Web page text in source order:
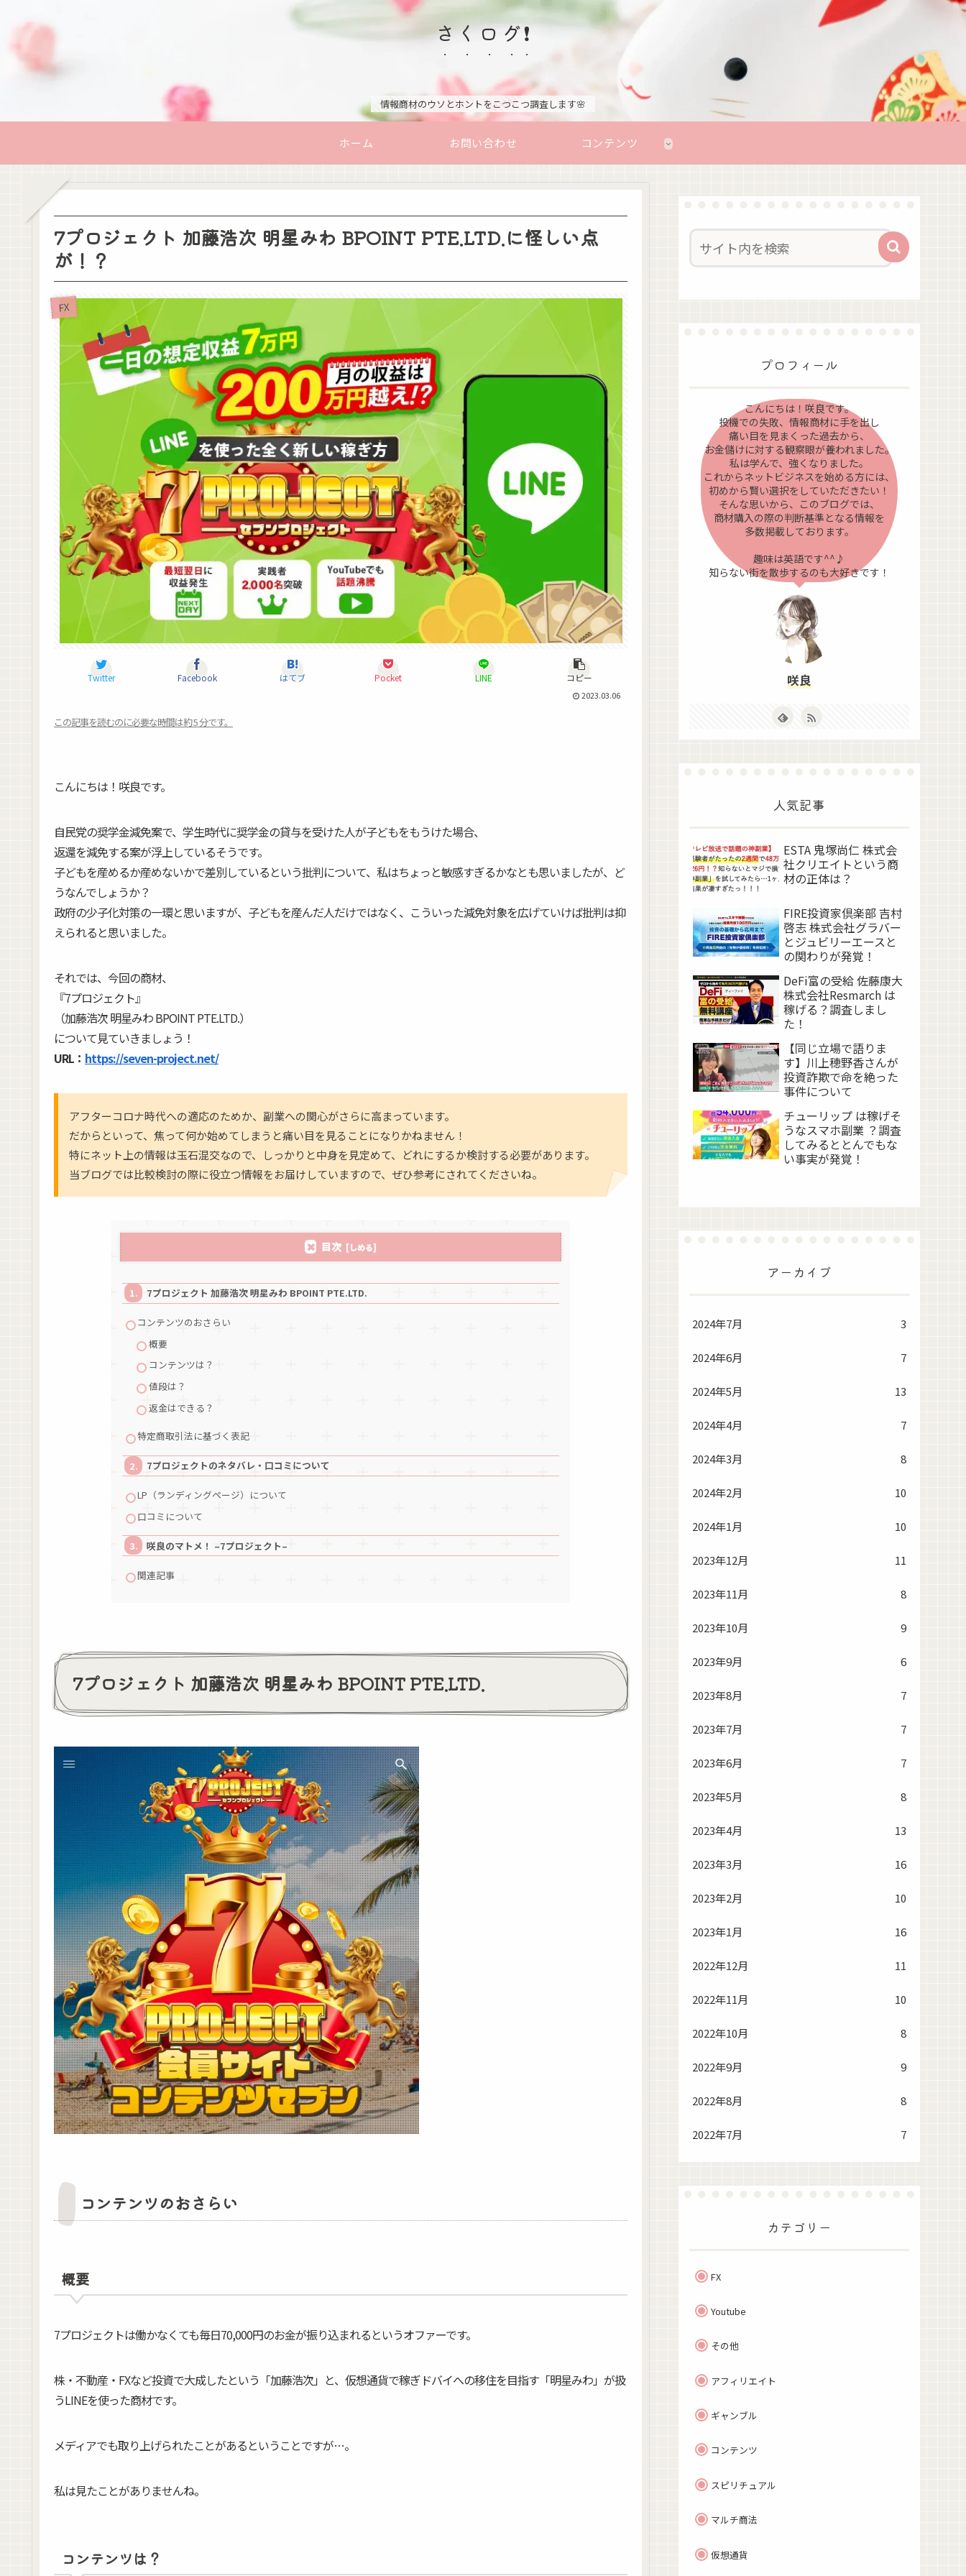
さくログ❗
情報商材のウソとホントをこつこつ調査します🌸
ホーム お問い合わせ コンテンツ
7プロジェクト 加藤浩次 明星みわ BPOINT PTE.LTD.に怪しい点
が！？
FX
Twitter Facebook はてブ Pocket LINE コピー
2023.03.06
この記事を読むのに必要な時間は約 5 分です。
こんにちは！咲良です。
自民党の奨学金減免案で、学生時代に奨学金の貸与を受けた人が子どもをもうけた場合、
返還を減免する案が浮上しているそうです。
子どもを産めるか産めないかで差別しているという批判について、私はちょっと敏感すぎるかなとも思いましたが、ど
うなんでしょうか？
政府の少子化対策の一環と思いますが、子どもを産んだ人だけではなく、こういった減免対象を広げていけば批判は抑
えられると思いました。
それでは、今回の商材、
『7プロジェクト』
（加藤浩次 明星みわ BPOINT PTE.LTD.）
について見ていきましょう！
URL： https://seven-project.net/
アフターコロナ時代への適応のためか、副業への関心がさらに高まっています。
だからといって、焦って何か始めてしまうと痛い目を見ることになりかねません！
特にネット上の情報は玉石混交なので、しっかりと中身を見定めて、どれにするか検討する必要があります。
当ブログでは比較検討の際に役立つ情報をお届けしていますので、ぜひ参考にされてくださいね。
目次
7プロジェクト 加藤浩次 明星みわ BPOINT PTE.LTD.
コンテンツのおさらい
概要
コンテンツは？
値段は？
返金はできる？
特定商取引法に基づく表記
7プロジェクトのネタバレ・口コミについて
LP（ランディングページ）について
口コミについて
咲良のマトメ！ –7プロジェクト–
関連記事
7プロジェクト 加藤浩次 明星みわ BPOINT PTE.LTD.
コンテンツのおさらい
概要
7プロジェクトは働かなくても毎日70,000円のお金が振り込まれるというオファーです。
株・不動産・FXなど投資で大成したという「加藤浩次」と、仮想通貨で稼ぎドバイへの移住を目指す「明星みわ」が扱
うLINEを使った商材です。
メディアでも取り上げられたことがあるということですが…。
私は見たことがありませんね。
コンテンツは？
プロフィール
こんにちは！咲良です。
投機での失敗、情報商材に手を出し
痛い目を見まくった過去から、
お金儲けに対する観察眼が養われました。
私は学んで、強くなりました。
これからネットビジネスを始める方には、
初めから賢い選択をしていただきたい！
そんな思いから、このブログでは、
商材購入の際の判断基準となる情報を
多数掲載しております。
趣味は英語です^^♪
知らない街を散歩するのも大好きです！
咲良
人気記事
ESTA 鬼塚尚仁 株式会
社クリエイトという商
材の正体は？
FIRE投資家倶楽部 吉村
啓志 株式会社グラバー
とジュビリーエースと
の関わりが発覚！
DeFi富の受給 佐藤康大
株式会社Resmarch は
稼げる？調査しまし
た！
【同じ立場で語りま
す】川上穂野香さんが
投資詐欺で命を絶った
事件について
チューリップ は稼げそ
うなスマホ副業 ？調査
してみるととんでもな
い事実が発覚！
アーカイブ
2024年7月 3
2024年6月 7
2024年5月 13
2024年4月 7
2024年3月 8
2024年2月 10
2024年1月 10
2023年12月 11
2023年11月 8
2023年10月 9
2023年9月 6
2023年8月 7
2023年7月 7
2023年6月 7
2023年5月 8
2023年4月 13
2023年3月 16
2023年2月 10
2023年1月 16
2022年12月 11
2022年11月 10
2022年10月 8
2022年9月 9
2022年8月 8
2022年7月 7
カテゴリー
FX
Youtube
その他
アフィリエイト
ギャンブル
コンテンツ
スピリチュアル
マルチ商法
仮想通貨